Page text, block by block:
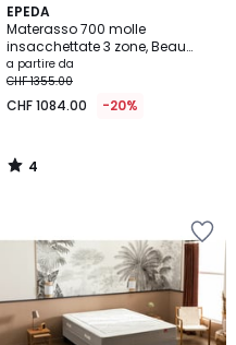
EPEDA
Materasso 700 molle
insacchettate 3 zone, Beau
Séjour
a partire da
CHF 1355.00
CHF 1084.00 -20%
4
/
5
4
/